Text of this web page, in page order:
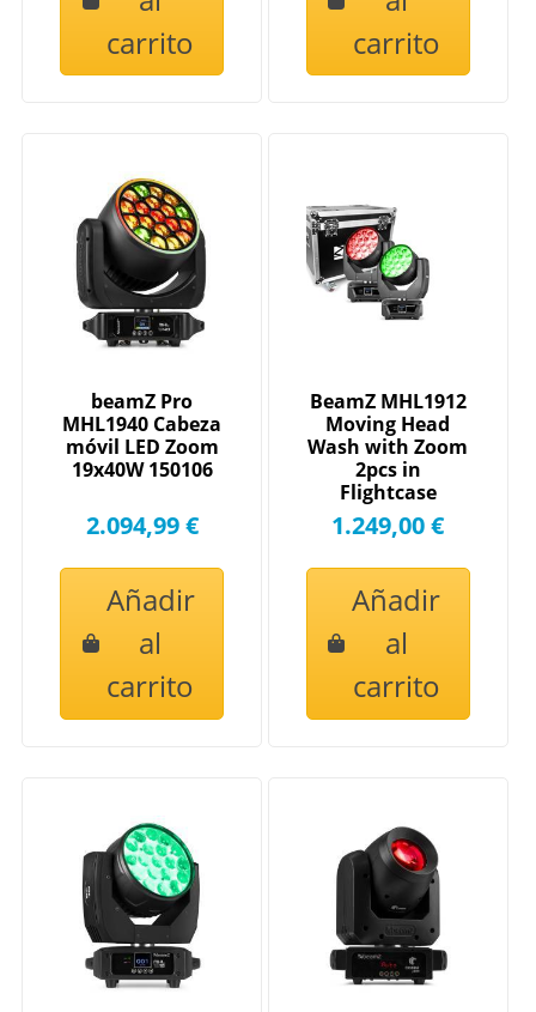
carrito
carrito
beamZ Pro
MHL1940 Cabeza
móvil LED Zoom
19x40W 150106
2.094,99 €
Añadir
al
carrito
BeamZ MHL1912
Moving Head
Wash with Zoom
2pcs in
Flightcase
1.249,00 €
Añadir
al
carrito